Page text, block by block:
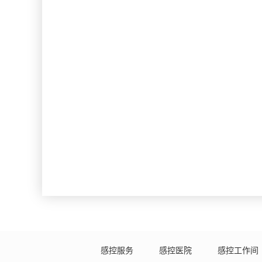
感控服务 感控医院 感控工作间